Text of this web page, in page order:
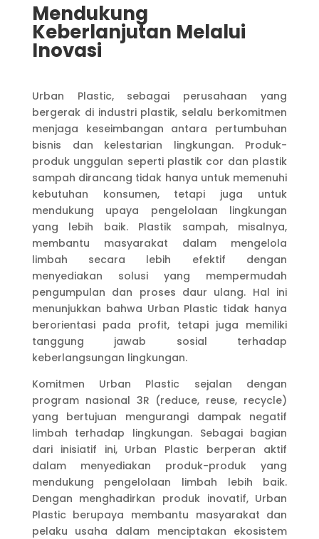
Mendukung
Keberlanjutan Melalui
Inovasi
Urban Plastic, sebagai perusahaan yang
bergerak di industri plastik, selalu berkomitmen
menjaga keseimbangan antara pertumbuhan
bisnis dan kelestarian lingkungan. Produk-
produk unggulan seperti plastik cor dan plastik
sampah dirancang tidak hanya untuk memenuhi
kebutuhan konsumen, tetapi juga untuk
mendukung upaya pengelolaan lingkungan
yang lebih baik. Plastik sampah, misalnya,
membantu masyarakat dalam mengelola
limbah secara lebih efektif dengan
menyediakan solusi yang mempermudah
pengumpulan dan proses daur ulang. Hal ini
menunjukkan bahwa Urban Plastic tidak hanya
berorientasi pada profit, tetapi juga memiliki
tanggung jawab sosial terhadap
keberlangsungan lingkungan.
Komitmen Urban Plastic sejalan dengan
program nasional 3R (reduce, reuse, recycle)
yang bertujuan mengurangi dampak negatif
limbah terhadap lingkungan. Sebagai bagian
dari inisiatif ini, Urban Plastic berperan aktif
dalam menyediakan produk-produk yang
mendukung pengelolaan limbah lebih baik.
Dengan menghadirkan produk inovatif, Urban
Plastic berupaya membantu masyarakat dan
pelaku usaha dalam menciptakan ekosistem